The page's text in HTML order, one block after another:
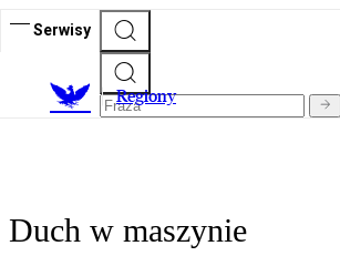
Serwisy
Regiony
Duch w maszynie